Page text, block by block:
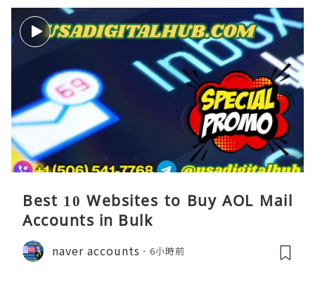
Best 10 Websites to Buy AOL Mail
Accounts in Bulk
naver accounts 6小時前